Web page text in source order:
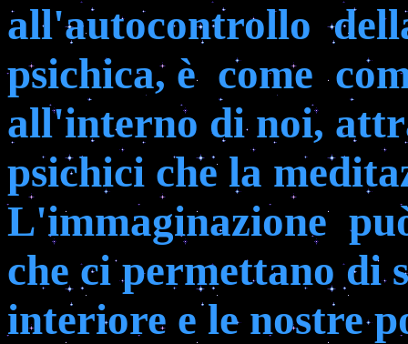
all'autocontrollo
psichica, è come
all'interno di noi,
psichici che la
L'immaginazione
che ci permettano di
interiore e le nostre